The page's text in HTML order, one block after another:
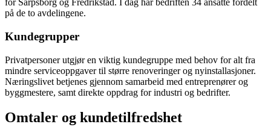
for Sarpsborg og Fredrikstad. I dag har bedriften 34 ansatte fordelt
på de to avdelingene.
Kundegrupper
Privatpersoner utgjør en viktig kundegruppe med behov for alt fra
mindre serviceoppgaver til større renoveringer og nyinstallasjoner.
Næringslivet betjenes gjennom samarbeid med entreprenører og
byggmestere, samt direkte oppdrag for industri og bedrifter.
Omtaler og kundetilfredshet